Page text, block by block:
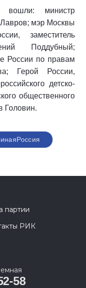
вошли: министр
мэр Москвы
заместитель
Поддубный;
России по правам
Герой России,
детско-
общественного
Головин.
партии
РИК
58